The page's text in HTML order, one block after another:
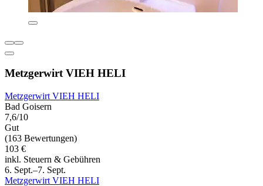
Metzgerwirt VIEH HELI
Metzgerwirt VIEH HELI
Bad Goisern
7,6/10
Gut
(163 Bewertungen)
103 €
inkl. Steuern & Gebühren
6. Sept.–7. Sept.
Metzgerwirt VIEH HELI